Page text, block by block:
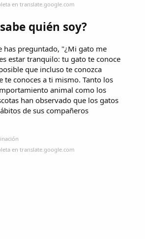
en translate.google.com
quién soy?
has preguntado, "¿Mi gato me
estar tranquilo: tu gato te conoce
que incluso te conozca
te conoces a ti mismo. Tanto los
animal como los
han observado que los gatos
de sus compañeros
en translate.google.com